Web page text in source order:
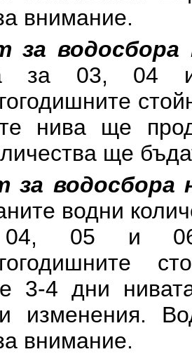
внимание.
за водосбора
за 03,
нива ще
ще
водосбора
водни
05 и
3-4 дни
изменения.
внимание.